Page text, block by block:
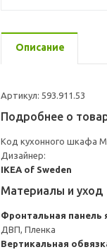
Описание
Артикул: 593.911.53
Подробнее о
Код кухонного шкафа
Дизайнер:
IKEA of Sweden
Материалы и уход
Фронтальная панель
ДВП, Пленка
Вертикальная